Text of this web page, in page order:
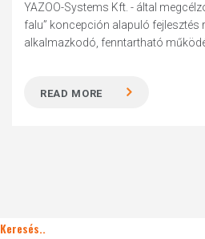
YAZOO-Systems Kft. - által
falu” koncepción alapuló fejlesztés
alkalmazkodó, fenntartható
READ MORE
Keresés..